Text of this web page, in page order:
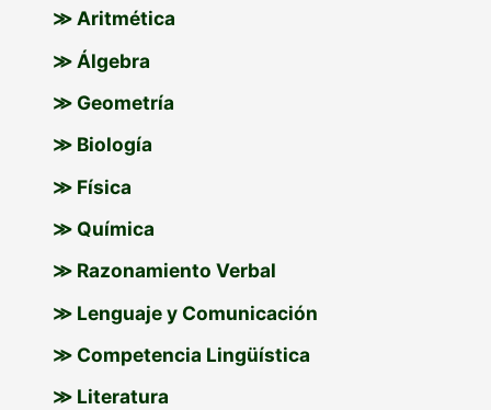
p
o
≫ Aritmética
≫ Álgebra
≫ Geometría
≫ Biología
≫ Física
≫ Química
≫ Razonamiento Verbal
≫ Lenguaje y Comunicación
≫ Competencia Lingüística
≫ Literatura